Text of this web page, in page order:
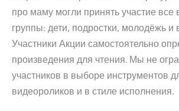
про маму могли принять участие все
группы: дети, подростки, молодёжь и
Участники Акции самостоятельно
произведения для чтения. Мы не
участников в выборе инструментов
видеороликов и в стиле исполнения.